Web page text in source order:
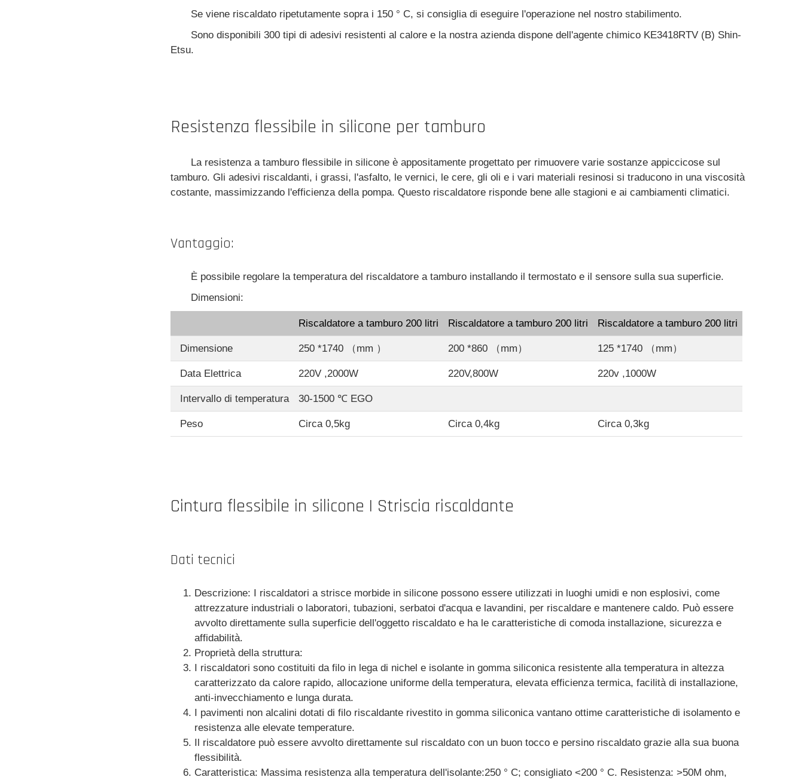
Se viene riscaldato ripetutamente sopra i 150 ° C, si consiglia di eseguire l'operazione nel nostro stabilimento.
Sono disponibili 300 tipi di adesivi resistenti al calore e la nostra azienda dispone dell'agente chimico KE3418RTV (B) Shin-
Etsu.
Resistenza flessibile in silicone per tamburo
La resistenza a tamburo flessibile in silicone è appositamente progettato per rimuovere varie sostanze appiccicose sul
tamburo. Gli adesivi riscaldanti, i grassi, l'asfalto, le vernici, le cere, gli oli e i vari materiali resinosi si traducono in una viscosità
costante, massimizzando l'efficienza della pompa. Questo riscaldatore risponde bene alle stagioni e ai cambiamenti climatici.
Vantaggio:
È possibile regolare la temperatura del riscaldatore a tamburo installando il termostato e il sensore sulla sua superficie.
Dimensioni:
Riscaldatore a tamburo 200 litri Riscaldatore a tamburo 200 litri Riscaldatore a tamburo 200 litri
Dimensione 250 *1740 （mm ） 200 *860 （mm） 125 *1740 （mm）
Data Elettrica 220V ,2000W 220V,800W 220v ,1000W
Intervallo di temperatura 30-1500 ℃ EGO
Peso Circa 0,5kg Circa 0,4kg Circa 0,3kg
Cintura flessibile in silicone | Striscia riscaldante
Dati tecnici
Descrizione: I riscaldatori a strisce morbide in silicone possono essere utilizzati in luoghi umidi e non esplosivi, come
attrezzature industriali o laboratori, tubazioni, serbatoi d'acqua e lavandini, per riscaldare e mantenere caldo. Può essere
avvolto direttamente sulla superficie dell'oggetto riscaldato e ha le caratteristiche di comoda installazione, sicurezza e
affidabilità.
Proprietà della struttura:
I riscaldatori sono costituiti da filo in lega di nichel e isolante in gomma siliconica resistente alla temperatura in altezza
caratterizzato da calore rapido, allocazione uniforme della temperatura, elevata efficienza termica, facilità di installazione,
anti-invecchiamento e lunga durata.
I pavimenti non alcalini dotati di filo riscaldante rivestito in gomma siliconica vantano ottime caratteristiche di isolamento e
resistenza alle elevate temperature.
Il riscaldatore può essere avvolto direttamente sul riscaldato con un buon tocco e persino riscaldato grazie alla sua buona
flessibilità.
Caratteristica: Massima resistenza alla temperatura dell'isolante:250 ° C; consigliato <200 ° C. Resistenza: >50M ohm,